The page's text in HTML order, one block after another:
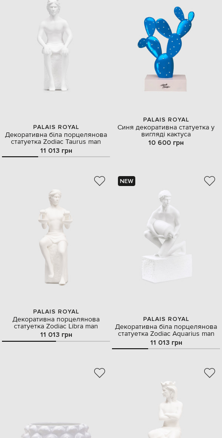
PALAIS ROYAL
Декоративна біла порцелянова
статуетка Zodiac Taurus man
11 013 грн
PALAIS ROYAL
Синя декоративна статуетка у
вигляді кактуса
10 600 грн
PALAIS ROYAL
Декоративна порцелянова
статуетка Zodiac Libra man
11 013 грн
NEW
PALAIS ROYAL
Декоративна біла порцелянова
статуетка Zodiac Aquarius man
11 013 грн